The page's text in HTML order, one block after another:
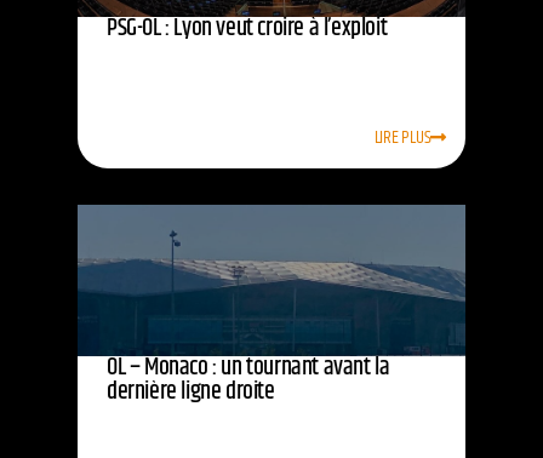
PSG-OL : Lyon veut croire à l’exploit
LIRE PLUS
OL – Monaco : un tournant avant la
dernière ligne droite